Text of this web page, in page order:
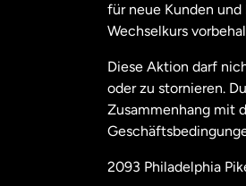
für neue Kunden
Wechselkurs
Diese Aktion darf
oder zu stornieren.
Zusammenhang mit
2093 Philadelphia